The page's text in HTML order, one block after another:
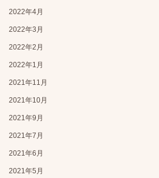
2022年4月
2022年3月
2022年2月
2022年1月
2021年11月
2021年10月
2021年9月
2021年7月
2021年6月
2021年5月